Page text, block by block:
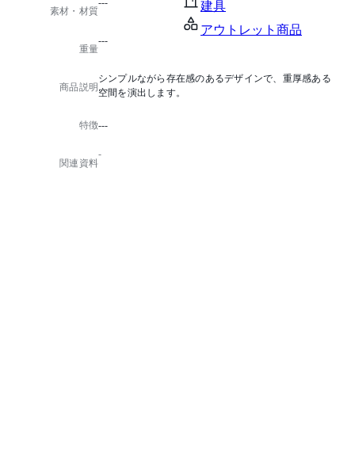
建具
アウトレット商品
素材・材質
---
重量
---
商品説明
シンプルながら存在感のあるデザインで、重厚感ある
空間を演出します。
特徴---
関連資料
-